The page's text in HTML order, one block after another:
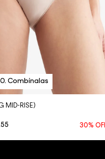
Vista Rápida
MID-RISE)
55 30%